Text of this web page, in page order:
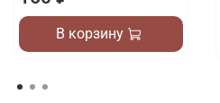
В корзину